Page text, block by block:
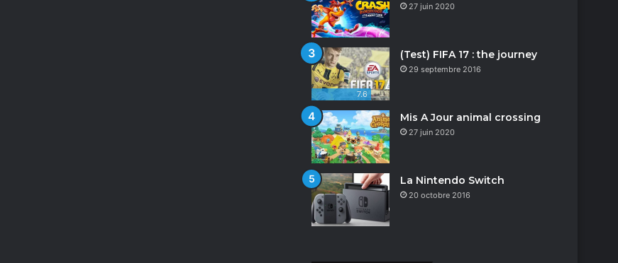
27 juin 2020
7.6
(Test) FIFA 17 : the journey
29 septembre 2016
Mis A Jour animal crossing
27 juin 2020
La Nintendo Switch
20 octobre 2016